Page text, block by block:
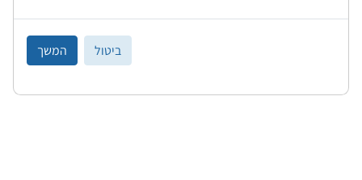
ביטול המשך